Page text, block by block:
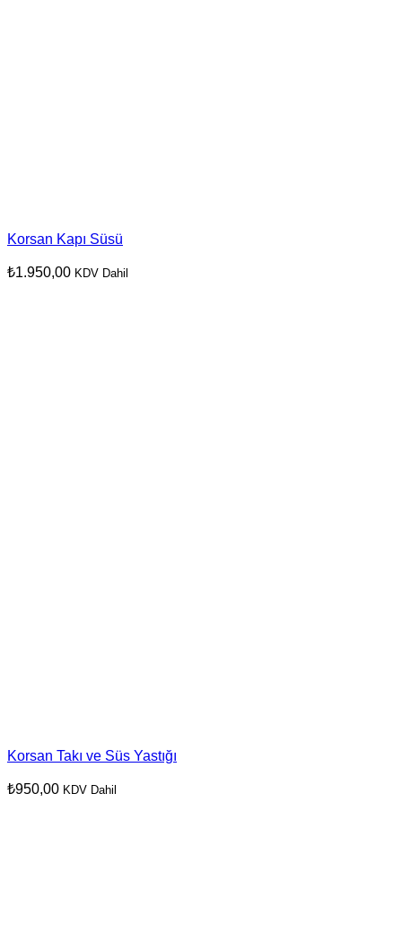
Korsan Kapı Süsü
₺1.950,00 KDV Dahil
Korsan Takı ve Süs Yastığı
₺950,00 KDV Dahil